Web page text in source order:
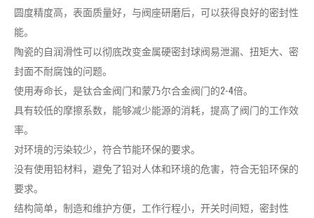
圆度精度高，表面质量好，与阀座研磨后，可以获得良好的密封性
能。
陶瓷的自润滑性可以彻底改变金属硬密封球阀易泄漏、扭矩大、密
封面不耐腐蚀的问题。
使用寿命长，是钛合金阀门和蒙乃尔合金阀门的2-4倍。
具有较低的摩擦系数，能够减少能源的消耗，提高了阀门的工作效
率。
对环境的污染较少，符合节能环保的要求。
没有使用铅材料，避免了铅对人体和环境的危害，符合无铅环保的
要求。
结构简单，制造和维护方便，工作行程小，开关时间短，密封性